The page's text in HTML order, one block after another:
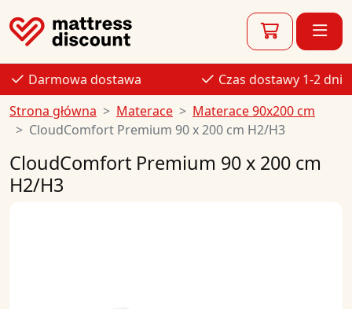
Darmowa dostawa
Czas dostawy 1-2 dni
Strona główna
Materace
Materace 90x200 cm
CloudComfort Premium 90 x 200 cm H2/H3
CloudComfort Premium 90 x 200 cm
H2/H3